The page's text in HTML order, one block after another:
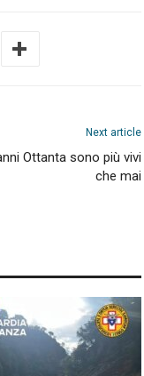
Next article
Ottanta sono più vivi
che mai